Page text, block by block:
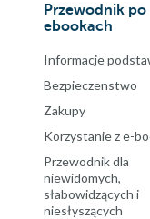
Przewodnik po
ebookach
Informacje
Bezpieczenstwo
Zakupy
Korzystanie z e-
Przewodnik dla
niewidomych,
słabowidzących i
niesłyszących